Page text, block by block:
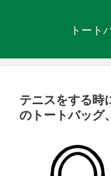
トート
テニスをする時
のトートバッグ